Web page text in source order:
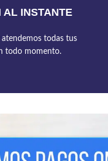
AL INSTANTE
atendemos todas tus
todo momento.